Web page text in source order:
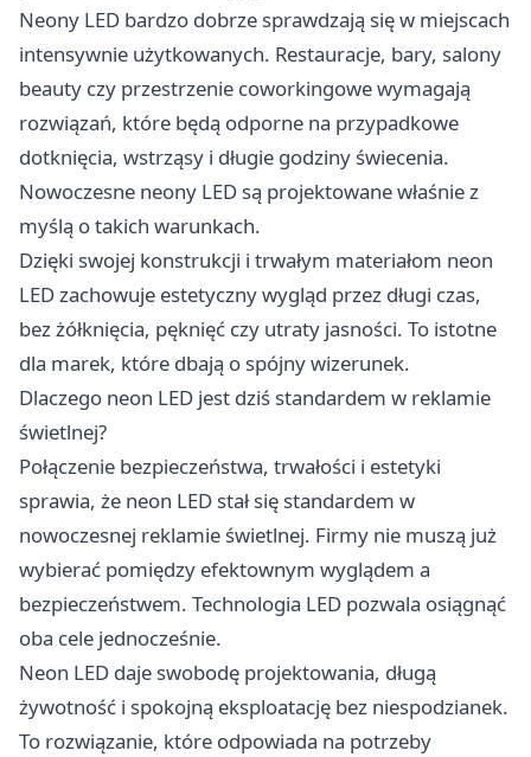
Neony LED bardzo dobrze sprawdzają się w miejscach
intensywnie użytkowanych. Restauracje, bary, salony
beauty czy przestrzenie coworkingowe wymagają
rozwiązań, które będą odporne na przypadkowe
dotknięcia, wstrząsy i długie godziny świecenia.
Nowoczesne neony LED są projektowane właśnie z
myślą o takich warunkach.
Dzięki swojej konstrukcji i trwałym materiałom neon
LED zachowuje estetyczny wygląd przez długi czas,
bez żółknięcia, pęknięć czy utraty jasności. To istotne
dla marek, które dbają o spójny wizerunek.
Dlaczego neon LED jest dziś standardem w reklamie
świetlnej?
Połączenie bezpieczeństwa, trwałości i estetyki
sprawia, że neon LED stał się standardem w
nowoczesnej reklamie świetlnej. Firmy nie muszą już
wybierać pomiędzy efektownym wyglądem a
bezpieczeństwem. Technologia LED pozwala osiągnąć
oba cele jednocześnie.
Neon LED daje swobodę projektowania, długą
żywotność i spokojną eksploatację bez niespodzianek.
To rozwiązanie, które odpowiada na potrzeby